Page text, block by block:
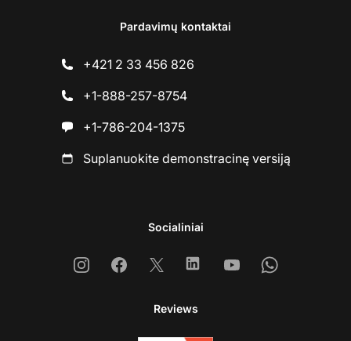
Pardavimų kontaktai
+421 2 33 456 826
+1-888-257-8754
+1-786-204-1375
Suplanuokite demonstracinę versiją
Socialiniai
InstagramFacebook
X LinkedinYoutubeWhatsapp
Reviews